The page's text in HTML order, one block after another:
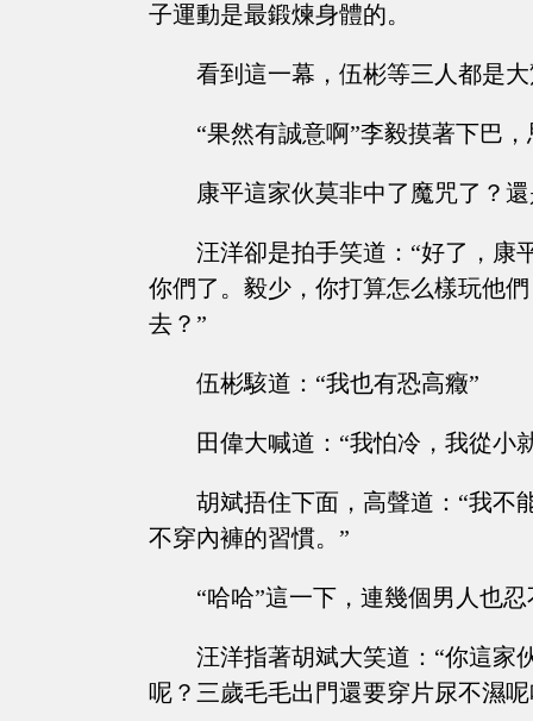
子運動是最鍛煉身體的。
看到這一幕，伍彬等三人都是
“果然有誠意啊”李毅摸著下巴
康平這家伙莫非中了魔咒了？
汪洋卻是拍手笑道：“好了，康
你們了。毅少，你打算怎么樣玩他
去？”
伍彬駭道：“我也有恐高癥”
田偉大喊道：“我怕冷，我從小
胡斌捂住下面，高聲道：“我不
不穿內褲的習慣。”
“哈哈”這一下，連幾個男人也
汪洋指著胡斌大笑道：“你這家
呢？三歲毛毛出門還要穿片尿不濕